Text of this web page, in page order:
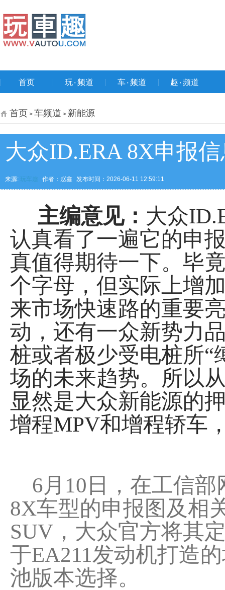
首页 玩۰频道 车۰频道 趣۰频道
首页 > 车频道 > 新能源
大众ID.ERA 8X申报
来源: 玩车趣 作者：赵鑫 发布时间：2026-06-11 12:59:11
主编意见： 大众
认真看了一遍它的申
真值得期待一下。毕
个字母，但实际上增
来市场快速路的重要
动，还有一众新势力
桩或者极少受电桩所“
场的未来趋势。所以
显然是大众新能源的
增程MPV和增程轿车
6月10日，在工信
8X车型的申报图及相
SUV，大众官方将其
于EA211发动机打造
池版本选择。